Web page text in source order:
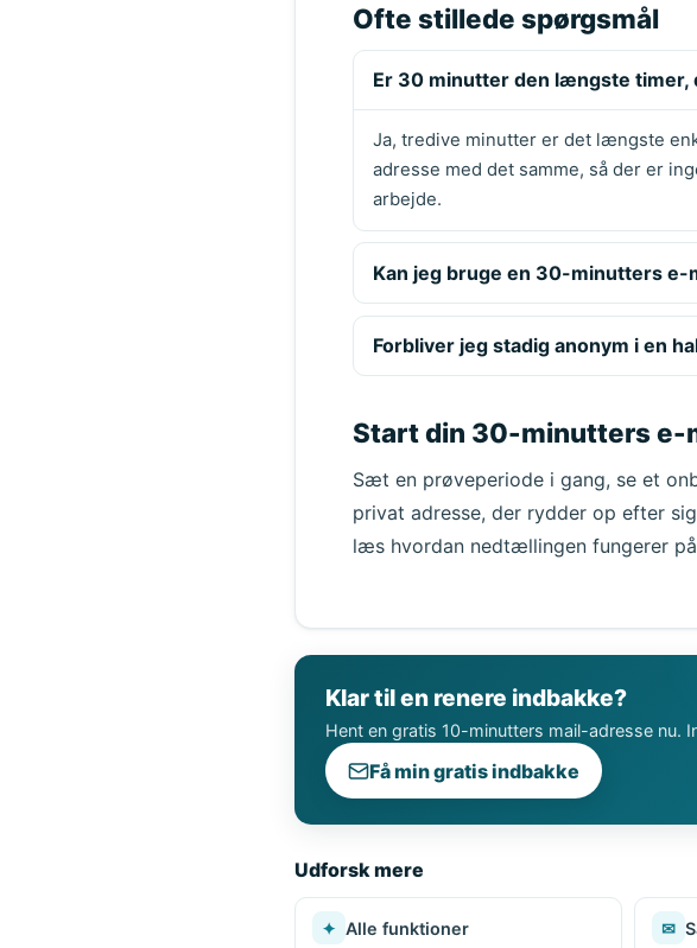
Ofte stillede spørgsmål
Er 30 minutter den længste timer,
Ja, tredive minutter er det længste
adresse med det samme, så der er
arbejde.
Kan jeg bruge en 30-minutters e-
Forbliver jeg stadig anonym i en
Start din 30-minutters e-
Sæt en prøveperiode i gang, se et
privat adresse, der rydder op efter
læs hvordan nedtællingen fungerer på
Klar til en renere indbakke?
Hent en gratis 10-minutters mail-adresse nu.
Få min gratis indbakke
Udforsk mere
✦ Alle funktioner ✉